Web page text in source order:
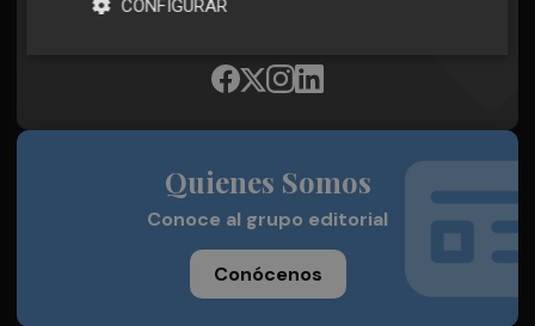
Plaza Podcast, desde cualquier medio
Quienes Somos
Conoce al grupo editorial
Conócenos
CONFIGURAR